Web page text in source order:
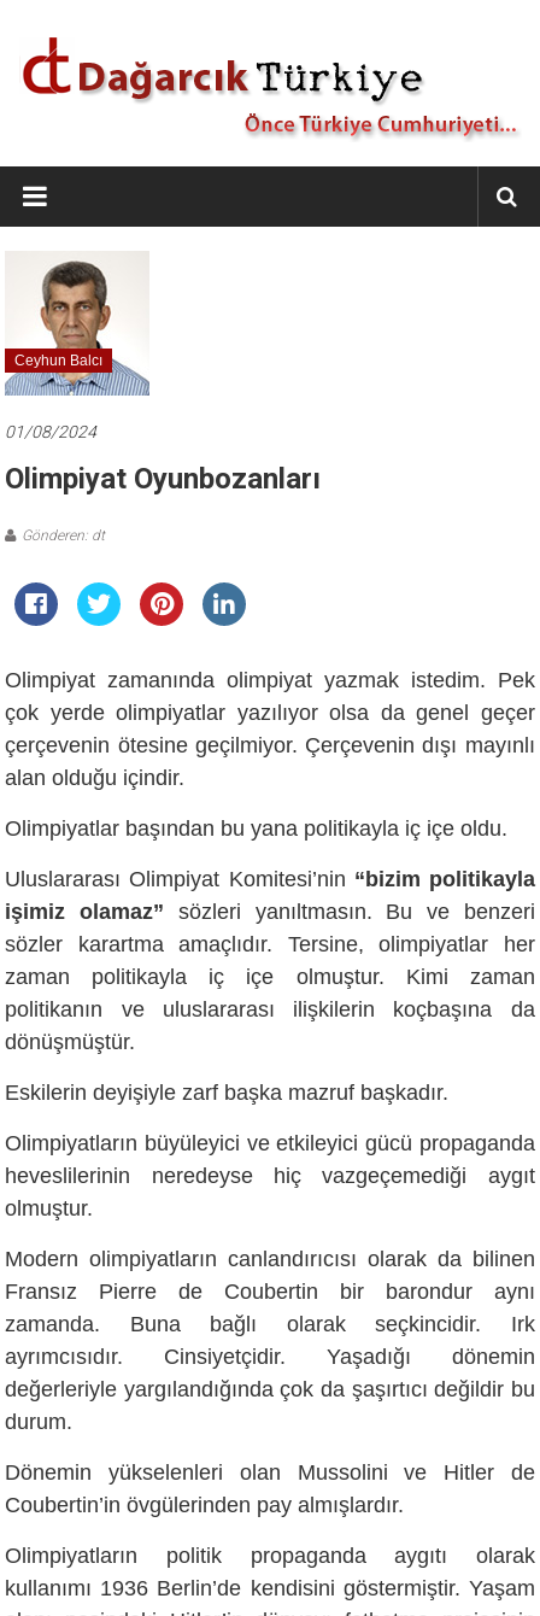
Dağarcık
Türkiye
Türkiye
Cumhuriyeti…
Ceyhun Balcı
01/08/2024
Olimpiyat Oyunbozanları
Gönderen: dt
Olimpiyat zamanında olimpiyat yazmak istedim. Pek
çok yerde olimpiyatlar yazılıyor olsa da genel geçer
çerçevenin ötesine geçilmiyor. Çerçevenin dışı mayınlı
alan olduğu içindir.
Olimpiyatlar başından bu yana politikayla iç içe oldu.
Uluslararası Olimpiyat Komitesi’nin “bizim politikayla
işimiz olamaz” sözleri yanıltmasın. Bu ve benzeri
sözler karartma amaçlıdır. Tersine, olimpiyatlar her
zaman politikayla iç içe olmuştur. Kimi zaman
politikanın ve uluslararası ilişkilerin koçbaşına da
dönüşmüştür.
Eskilerin deyişiyle zarf başka mazruf başkadır.
Olimpiyatların büyüleyici ve etkileyici gücü propaganda
heveslilerinin neredeyse hiç vazgeçemediği aygıt
olmuştur.
Modern olimpiyatların canlandırıcısı olarak da bilinen
Fransız Pierre de Coubertin bir barondur aynı
zamanda. Buna bağlı olarak seçkincidir. Irk
ayrımcısıdır. Cinsiyetçidir. Yaşadığı dönemin
değerleriyle yargılandığında çok da şaşırtıcı değildir bu
durum.
Dönemin yükselenleri olan Mussolini ve Hitler de
Coubertin’in övgülerinden pay almışlardır.
Olimpiyatların politik propaganda aygıtı olarak
kullanımı 1936 Berlin’de kendisini göstermiştir. Yaşam